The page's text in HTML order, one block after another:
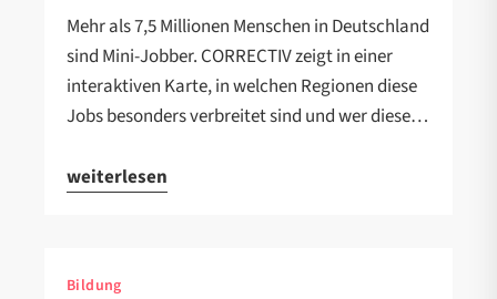
Mehr als 7,5 Millionen Menschen in Deutschland
sind Mini-Jobber. CORRECTIV zeigt in einer
interaktiven Karte, in welchen Regionen diese
Jobs besonders verbreitet sind und wer diese…
weiterlesen
Bildung